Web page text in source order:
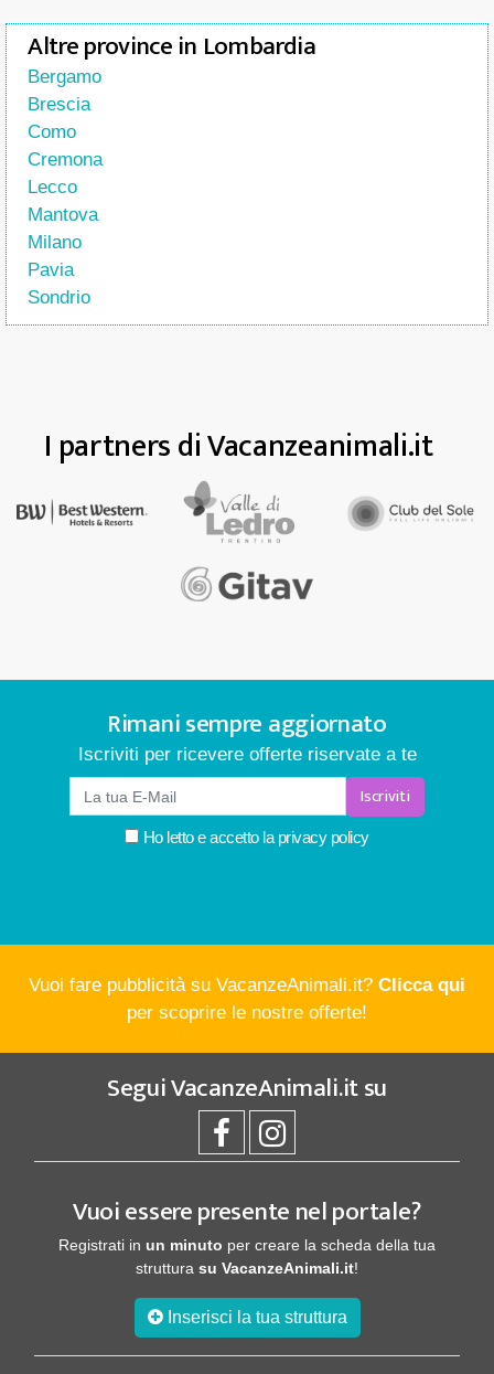
Altre province in Lombardia
Bergamo
Brescia
Como
Cremona
Lecco
Mantova
Milano
Pavia
Sondrio
I partners di Vacanzeanimali.it
Rimani sempre aggiornato
Iscriviti per ricevere offerte riservate a te
Iscriviti
Ho letto e accetto laprivacy policy
Vuoi fare pubblicità su VacanzeAnimali.it? Clicca qui
per scoprire le nostre offerte!
SeguiVacanzeAnimali.itsu
Vuoi essere presente nel portale?
Registrati in un minuto per creare la scheda della tua
struttura su VacanzeAnimali.it!
Inserisci la tua struttura